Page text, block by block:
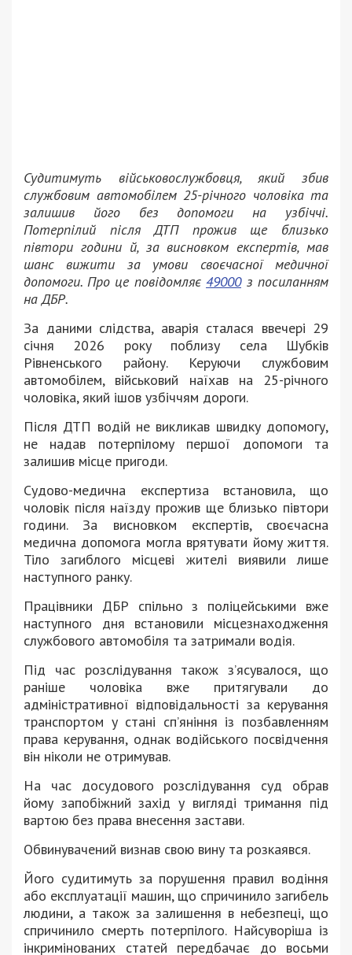
Судитимуть військовослужбовця, який збив
службовим автомобілем 25-річного чоловіка та
залишив його без допомоги на узбіччі.
Потерпілий після ДТП прожив ще близько
півтори години й, за висновком експертів, мав
шанс вижити за умови своєчасної медичної
допомоги. Про це повідомляє 49000з посиланням
на ДБР.
За даними слідства, аварія сталася ввечері 29
січня 2026 року поблизу села Шубків
Рівненського району. Керуючи службовим
автомобілем, військовий наїхав на 25-річного
чоловіка, який ішов узбіччям дороги.
Після ДТП водій не викликав швидку допомогу,
не надав потерпілому першої допомоги та
залишив місце пригоди.
Судово-медична експертиза встановила, що
чоловік після наїзду прожив ще близько півтори
години. За висновком експертів, своєчасна
медична допомога могла врятувати йому життя.
Тіло загиблого місцеві жителі виявили лише
наступного ранку.
Працівники ДБР спільно з поліцейськими вже
наступного дня встановили місцезнаходження
службового автомобіля та затримали водія.
Під час розслідування також з’ясувалося, що
раніше чоловіка вже притягували до
адміністративної відповідальності за керування
транспортом у стані сп’яніння із позбавленням
права керування, однак водійського посвідчення
він ніколи не отримував.
На час досудового розслідування суд обрав
йому запобіжний захід у вигляді тримання під
вартою без права внесення застави.
Обвинувачений визнав свою вину та розкаявся.
Його судитимуть за порушення правил водіння
або експлуатації машин, що спричинило загибель
людини, а також за залишення в небезпеці, що
спричинило смерть потерпілого. Найсуворіша із
інкримінованих статей передбачає до восьми